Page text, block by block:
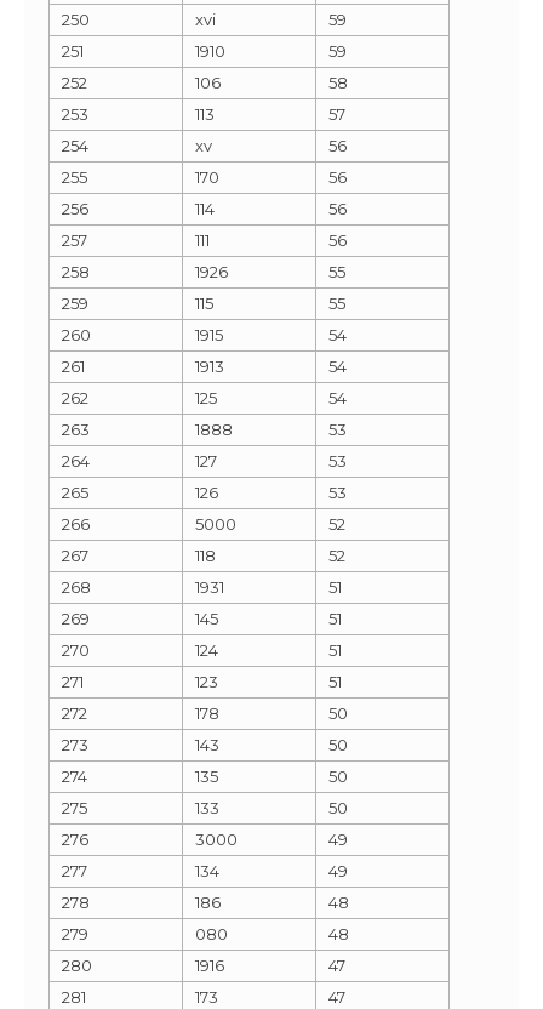
250
xvi
59
251
1910
59
252
106
58
253
113
57
254
xv
56
255
170
56
256
114
56
257
111
56
258
1926
55
259
115
55
260
1915
54
261
1913
54
262
125
54
263
1888
53
264
127
53
265
126
53
266
5000
52
267
118
52
268
1931
51
269
145
51
270
124
51
271
123
51
272
178
50
273
143
50
274
135
50
275
133
50
276
3000
49
277
134
49
278
186
48
279
080
48
280
1916
47
281
173
47